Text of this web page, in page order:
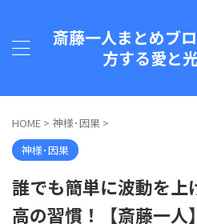
斎藤一人まとめブ
方する愛と
HOME > 神様･因果 >
神様･因果
誰でも簡単に波動を上
高の習慣！【斎藤一人】